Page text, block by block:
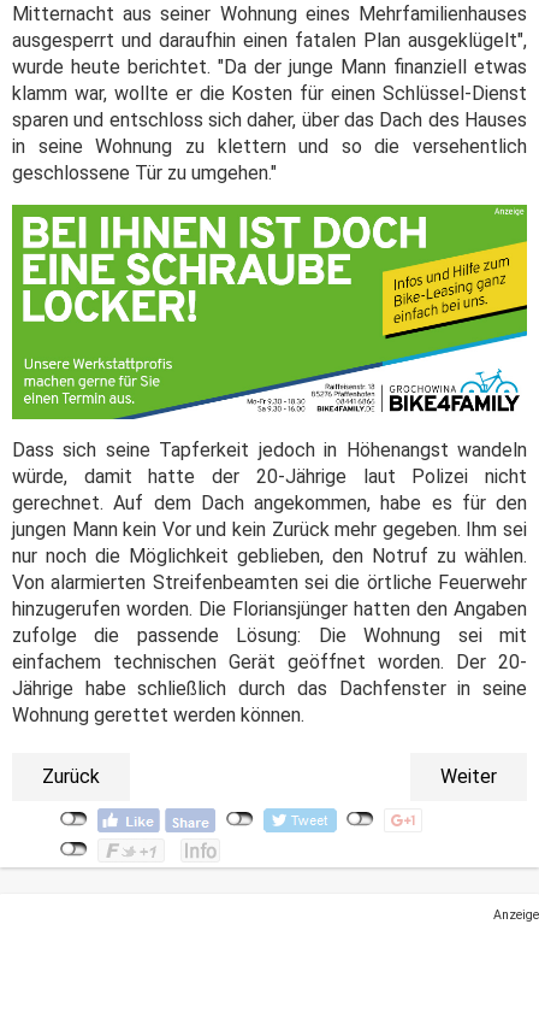
Mitternacht aus seiner Wohnung eines Mehrfamilienhauses
ausgesperrt und daraufhin einen fatalen Plan ausgeklügelt",
wurde heute berichtet. "Da der junge Mann finanziell etwas
klamm war, wollte er die Kosten für einen Schlüssel-Dienst
sparen und entschloss sich daher, über das Dach des Hauses
in seine Wohnung zu klettern und so die versehentlich
geschlossene Tür zu umgehen."
Dass sich seine Tapferkeit jedoch in Höhenangst wandeln
würde, damit hatte der 20-Jährige laut Polizei nicht
gerechnet. Auf dem Dach angekommen, habe es für den
jungen Mann kein Vor und kein Zurück mehr gegeben. Ihm sei
nur noch die Möglichkeit geblieben, den Notruf zu wählen.
Von alarmierten Streifenbeamten sei die örtliche Feuerwehr
hinzugerufen worden. Die Floriansjünger hatten den Angaben
zufolge die passende Lösung: Die Wohnung sei mit
einfachem technischen Gerät geöffnet worden. Der 20-
Jährige habe schließlich durch das Dachfenster in seine
Wohnung gerettet werden können.
Zurück Weiter
Anzeige